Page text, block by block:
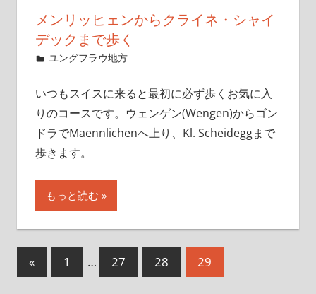
メンリッヒェンからクライネ・シャイ
デックまで歩く
2019年11月26日
管理者
ユングフラウ地方
いつもスイスに来ると最初に必ず歩くお気に入
りのコースです。ウェンゲン(Wengen)からゴン
ドラでMaennlichenへ上り、Kl. Scheideggまで
歩きます。
もっと読む
投
«前
の
1 … 27 28 29